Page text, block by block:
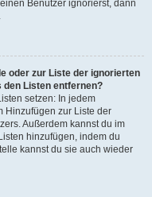
Benutzer ignorierst, dann
oder zur Liste der ignorierten
den Listen entfernen?
setzen: In jedem
Hinzufügen zur Liste der
Außerdem kannst du im
hinzufügen, indem du
kannst du sie auch wieder